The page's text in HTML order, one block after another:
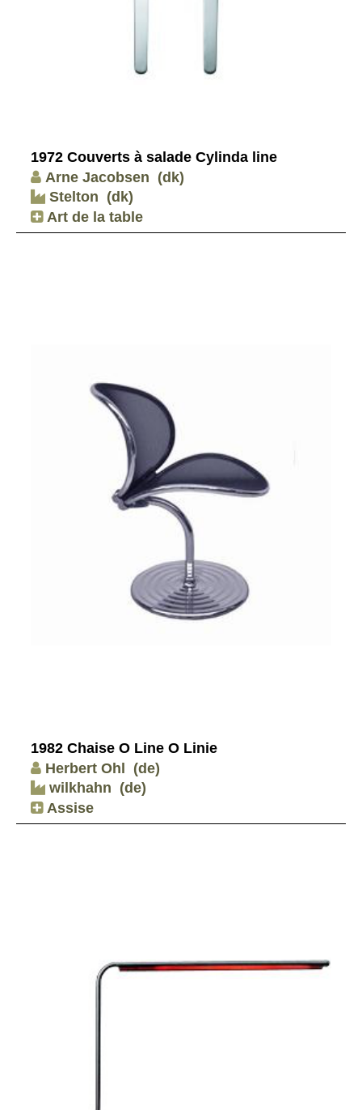
1972 Couverts à salade Cylinda line
Arne Jacobsen (dk)
Stelton (dk)
Art de la table
1982 Chaise O Line O Linie
Herbert Ohl (de)
wilkhahn (de)
Assise